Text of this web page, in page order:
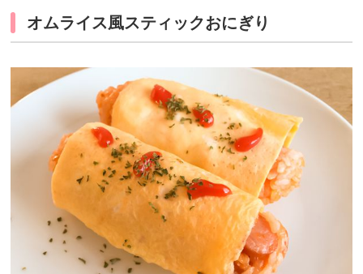
オムライス風スティックおにぎり